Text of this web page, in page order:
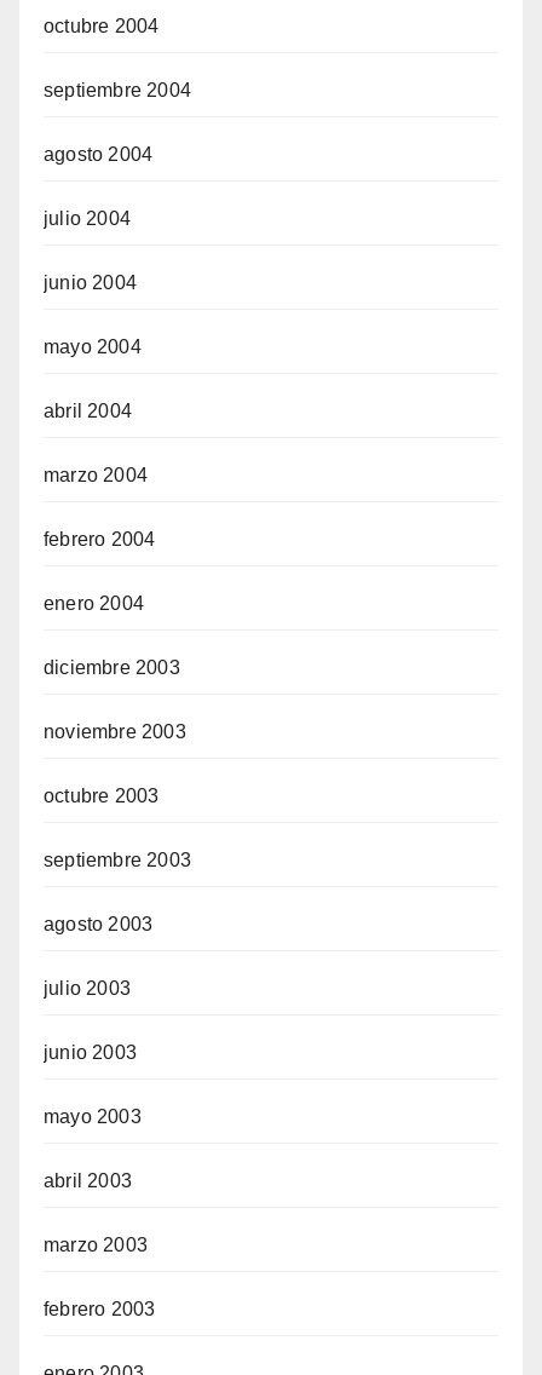
octubre 2004
septiembre 2004
agosto 2004
julio 2004
junio 2004
mayo 2004
abril 2004
marzo 2004
febrero 2004
enero 2004
diciembre 2003
noviembre 2003
octubre 2003
septiembre 2003
agosto 2003
julio 2003
junio 2003
mayo 2003
abril 2003
marzo 2003
febrero 2003